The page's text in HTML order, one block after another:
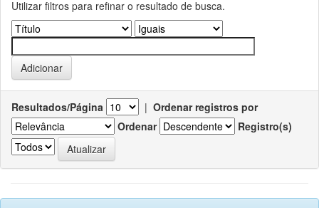
Utilizar filtros para refinar o resultado de busca.
Resultados/Página | Ordenar registros por
Ordenar
Registro(s)